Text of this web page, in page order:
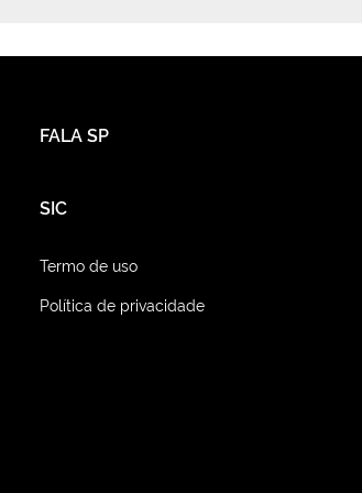
FALA SP
SIC
Termo de uso
Política de privacidade